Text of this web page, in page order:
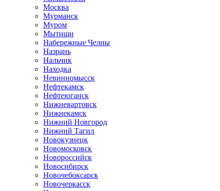
Москва
Мурманск
Муром
Мытищи
Набережные Челны
Назрань
Нальчик
Находка
Невинномысск
Нефтекамск
Нефтеюганск
Нижневартовск
Нижнекамск
Нижний Новгород
Нижний Тагил
Новокузнецк
Новомосковск
Новороссийск
Новосибирск
Новочебоксарск
Новочеркасск